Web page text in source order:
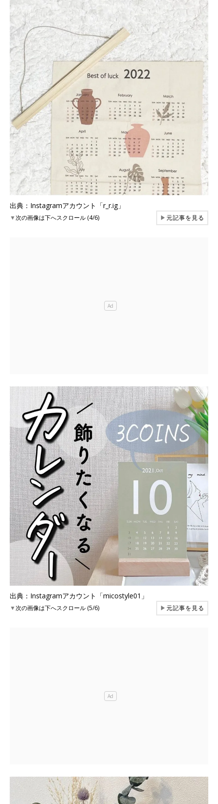
出典：Instagramアカウント「r_r.ig」
▼次の画像は下へスクロール (4/6) ▶元記事を見る
出典：Instagramアカウント「micostyle01」
▼次の画像は下へスクロール (5/6) ▶元記事を見る